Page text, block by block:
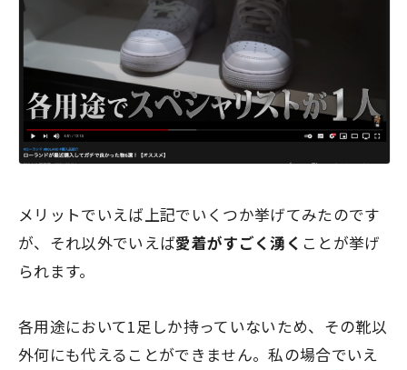
メリットでいえば上記でいくつか挙げてみたのです
が、それ以外でいえば愛着がすごく湧く ことが挙げ
られます。
各用途において1足しか持っていないため、その靴以
外何にも代えることができません。私の場合でいえ